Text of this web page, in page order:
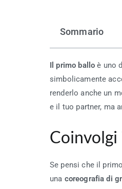
Sommario
Il primo ballo è uno
simbolicamente
renderlo anche un
e il tuo partner, ma
Coinvolgi
Se pensi che il
una coreografia di